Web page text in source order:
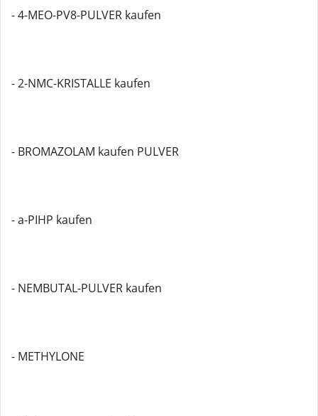
- 4-MEO-PV8-PULVER kaufen
- 2-NMC-KRISTALLE kaufen
- BROMAZOLAM kaufen PULVER
- a-PIHP kaufen
- NEMBUTAL-PULVER kaufen
- METHYLONE